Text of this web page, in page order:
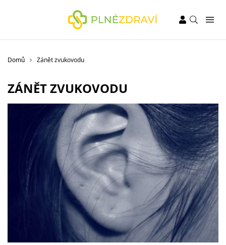
Domů Zánět zvukovodu
ZÁNĚT ZVUKOVODU